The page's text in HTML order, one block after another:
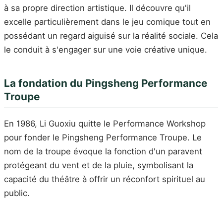
à sa propre direction artistique. Il découvre qu'il
excelle particulièrement dans le jeu comique tout en
possédant un regard aiguisé sur la réalité sociale. Cela
le conduit à s'engager sur une voie créative unique.
La fondation du Pingsheng Performance
Troupe
En 1986, Li Guoxiu quitte le Performance Workshop
pour fonder le Pingsheng Performance Troupe. Le
nom de la troupe évoque la fonction d'un paravent
protégeant du vent et de la pluie, symbolisant la
capacité du théâtre à offrir un réconfort spirituel au
public.